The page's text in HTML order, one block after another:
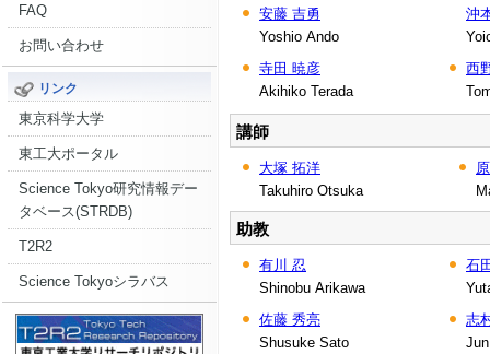
FAQ
お問い合わせ
リンク
東京科学大学
東工大ポータル
Science Tokyo研究情報デー
タベース(STRDB)
T2R2
Science Tokyoシラバス
安藤 吉勇
Yoshio Ando
沖
寺田 暁彦
Akihiko Terada
西
講師
大塚 拓洋
Takuhiro Otsuka
助教
有川 忍
Shinobu Arikawa
石
佐藤 秀亮
Shusuke Sato
志